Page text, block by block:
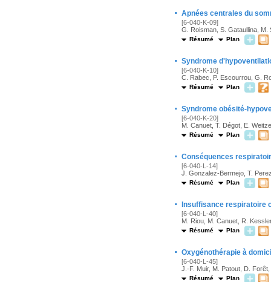
· Apnées centrales du
[6-040-K-09]
G. Roisman, S. Gataullina, M.
Résumé Plan
· Syndrome
[6-040-K-10]
C. Rabec, P. Escourrou, G.
Résumé Plan
· Syndrome obésité-
[6-040-K-20]
M. Canuet, T. Dégot, E.
Résumé Plan
· Conséquences
[6-040-L-14]
J. Gonzalez-Bermejo, T.
Résumé Plan
· Insuffisance respiratoire
[6-040-L-40]
M. Riou, M. Canuet, R.
Résumé Plan
· Oxygénothérapie à
[6-040-L-45]
J.-F. Muir, M. Patout, D.
Résumé Plan